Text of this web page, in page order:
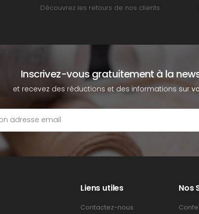
Découvrez les retours de nos clients
Inscrivez-vous gratuitement à la
et recevez des réductions et des informations sur
Liens utiles
Contactez-nous
Nos